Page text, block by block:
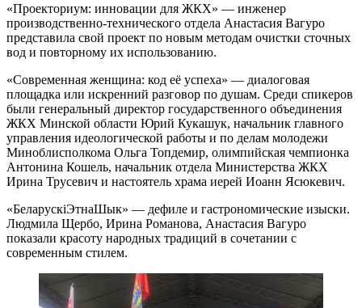
«Проекториум: инновации для ЖКХ» — инженер
производственно-технического отдела Анастасия Вагуро
представила свой проект по новым методам очистки сточных
вод и повторному их использованию.
«Современная женщина: код её успеха» — диалоговая
площадка или искренний разговор по душам. Среди спикеров
были генеральный директор государственного объединения
ЖКХ Минской области Юрий Кукашук, начальник главного
управления идеологической работы и по делам молодежи
Миноблисполкома Ольга Топдемир, олимпийская чемпионка
Антонина Кошель, начальник отдела Министерства ЖКХ
Ирина Трусевич и настоятель храма иерей Иоанн Ясюкевич.
«БеларускіЭтнаШык» — дефиле и гастрономические изыски.
Людмила Щербо, Ирина Романова, Анастасия Вагуро
показали красоту народных традиций в сочетании с
современным стилем.